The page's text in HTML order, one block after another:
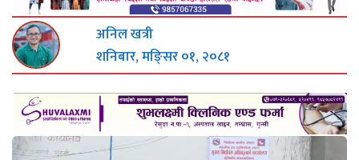
अनिल खत्री
शनिबार, मङि्सर ०१, २०८१